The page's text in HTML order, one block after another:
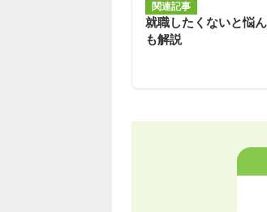
関連記事
就職したくないと悩
も解説